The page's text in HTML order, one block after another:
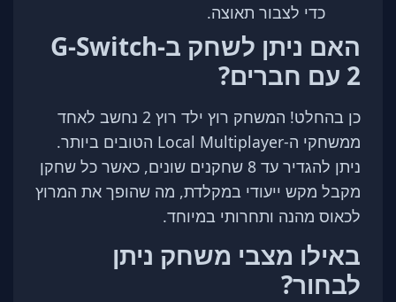
כדי לצבור תאוצה.
האם ניתן לשחק ב-G-Switch
2 עם חברים?
כן בהחלט! המשחק רוץ ילד רוץ 2 נחשב לאחד
ממשחקי ה-Local Multiplayer הטובים ביותר.
ניתן להגדיר עד 8 שחקנים שונים, כאשר כל שחקן
מקבל מקש ייעודי במקלדת, מה שהופך את המרוץ
לכאוס מהנה ותחרותי במיוחד.
באילו מצבי משחק ניתן
לבחור?